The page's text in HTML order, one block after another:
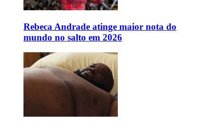
Rebeca Andrade atinge maior nota do
mundo no salto em 2026